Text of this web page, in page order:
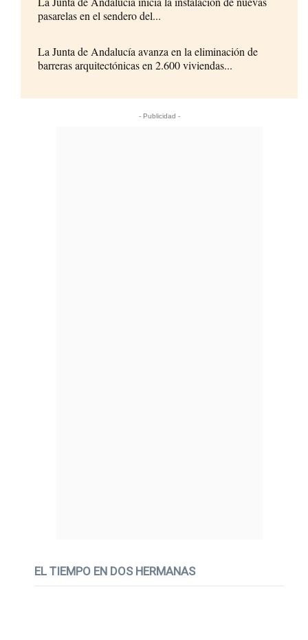
pasarelas en el sendero del...
La Junta de Andalucía avanza en la eliminación de
barreras arquitectónicas en 2.600 viviendas...
- Publicidad -
EL TIEMPO EN DOS HERMANAS